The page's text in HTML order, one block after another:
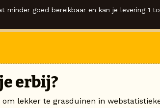
minder goed bereikbaar en kan je levering 1
erbij?
lekker te grasduinen in